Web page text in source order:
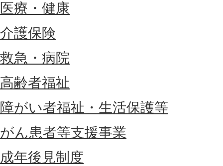
医療・健康
介護保険
救急・病院
高齢者福祉
障がい者福祉・生活保護等
がん患者等支援事業
成年後見制度